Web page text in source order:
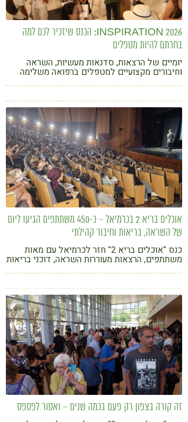
INSPIRATION 2026: הכנס שיזכיר לכם למה
בחרתם להיות מטפלים
יומיים של הרצאות, סדנאות מעשיות, השראה
וחיבורים מקצועיים למטפלים ברפואה משלימה
אוכלים בריא 2 בכרמיאל – כ-450 משתתפים הגיעו ליום
של השראה, בריאות וחיבור קהילתי
כנס "אוכלים בריא 2" חזר לכרמיאל עם מאות
משתתפים, הרצאות מעוררות השראה, דוכני בריאות
זה קורה בצפון רק פעם בכמה שנים – ואסור לפספס